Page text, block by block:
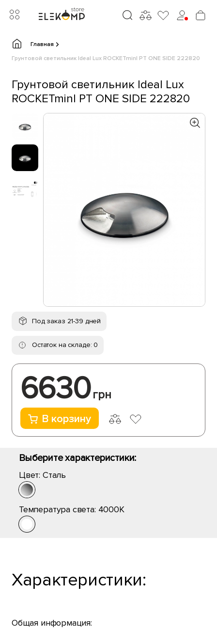
Главная
Грунтовой светильник Ideal Lux ROCKETminI PT ONE SIDE 222820
Грунтовой светильник Ideal Lux
ROCKETminI PT ONE SIDE 222820
Под заказ 21-39 дней
Остаток на складе: 0
6630грн
В корзину
Выберите характеристики:
Цвет: Сталь
Температура света: 4000K
Характеристики:
Общая информация: